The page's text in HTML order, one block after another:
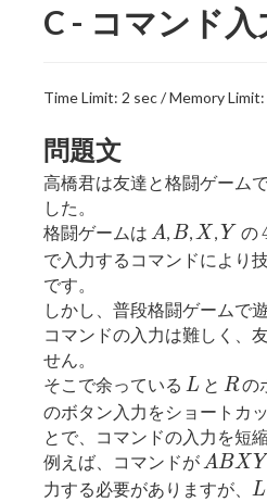
C - コマンド入
Time Limit: 2 sec / Memory
問題文
高橋君は友達と格闘ゲーム
した。
格闘ゲームは A
A, B
B, X
X ,Y
Y の
で入力するコマンドにより
です。
しかし、普段格闘ゲームで
コマンドの入力は難しく、
せん。
そこで余っている L
L と R
Rの
のボタン入力をショートカ
とで、コマンドの入力を短
例えば、コマンドが ABXY
ABX Y
力する必要がありますが、
L
L